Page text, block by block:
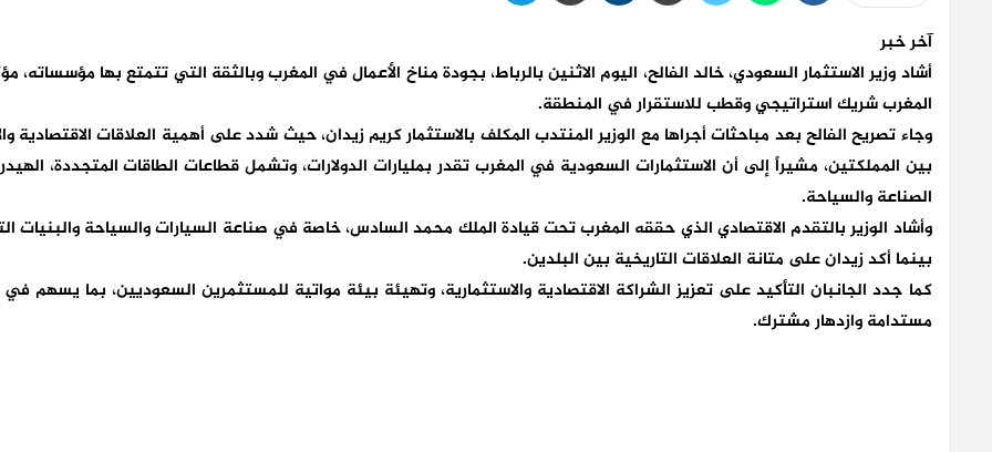
آخر خبر
أشاد وزير الاستثمار السعودي، خالد الفالح، اليوم الاثنين بالرباط، بجودةمناخ الأعمال في المغربوبالثقة التي تتمتع بها مؤسساته،
المغرب شريك استراتيجي وقطب للاستقرار في المنطقة.
وجاء تصريح الفالح بعد مباحثات أجراها مع الوزير المنتدب المكلف بالاستثمار كريم زيدان، حيث شدد علىأهمية العلاقات الاقتصادية
بين المملكتين، مشيراً إلى أن الاستثمارات السعودية في المغرب تقدر بمليارات الدولارات، وتشمل قطاعات الطاقات المتجددة،
الصناعة والسياحة.
وأشاد الوزير بالتقدم الاقتصادي الذي حققه المغرب تحت قيادة الملك محمد السادس، خاصة في صناعة السيارات والسياحة والبنيات
بينما أكد زيدان على متانة العلاقات التاريخية بين البلدين.
كما جدد الجانبان التأكيد على تعزيز الشراكة الاقتصادية والاستثمارية، وتهيئة بيئة مواتية للمستثمرين السعوديين، بما يسهم
مستدامة وازدهار مشترك.